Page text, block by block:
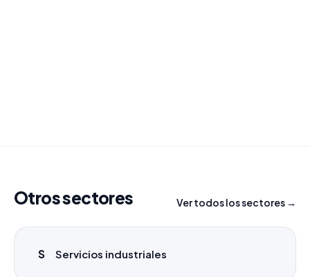
Otros sectores Ver todos los sectores →
S Servicios industriales